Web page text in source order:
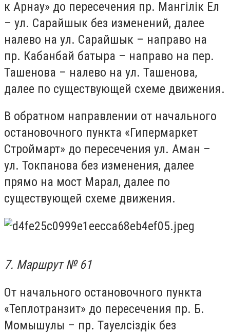
к Арнау» до пересечения пр. Мангілік Ел
– ул. Сарайшык без изменений, далее
налево на ул. Сарайшык – направо на
пр. Кабанбай батыра – направо на пер.
Ташенова – налево на ул. Ташенова,
далее по существующей схеме движения.
В обратном направлении от начального
остановочного пункта «Гипермаркет
Строймарт» до пересечения ул. Аман –
ул. Токпанова без изменения, далее
прямо на мост Марал, далее по
существующей схеме движения.
7. Маршрут № 61
От начального остановочного пункта
«Теплотранзит» до пересечения пр. Б.
Момышулы – пр. Тауелсіздік без